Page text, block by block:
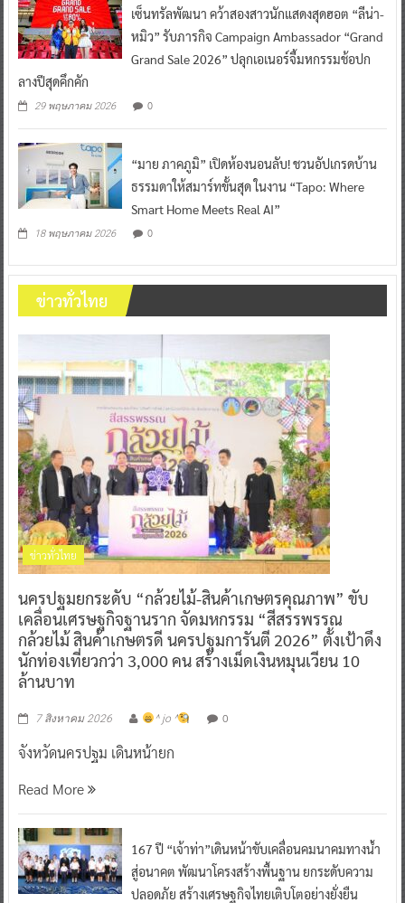
เซ็นทรัลพัฒนา คว้าสองสาวนักแสดงสุดฮอต “ลีน่า-
หมิว” รับภารกิจ Campaign Ambassador “Grand
Grand Sale 2026” ปลุกเอเนอร์จี้มหกรรมช้อปก
ลางปีสุดคึกคัก
29 พฤษภาคม 2026 0
“มาย ภาคภูมิ” เปิดห้องนอนลับ! ชวนอัปเกรดบ้าน
ธรรมดาให้สมาร์ทขั้นสุด ในงาน “Tapo: Where
Smart Home Meets Real AI”
18 พฤษภาคม 2026 0
ข่าวทั่วไทย
ข่าวทั่วไทย
นครปฐมยกระดับ “กล้วยไม้-สินค้าเกษตรคุณภาพ” ขับ
เคลื่อนเศรษฐกิจฐานราก จัดมหกรรม “สีสรรพรรณ
กล้วยไม้ สินค้าเกษตรดี นครปฐมการันตี 2026” ตั้งเป้าดึง
นักท่องเที่ยวกว่า 3,000 คน สร้างเม็ดเงินหมุนเวียน 10
ล้านบาท
7 สิงหาคม 2026 ^ jo ^ 0
จังหวัดนครปฐม เดินหน้ายก
Read More
167 ปี “เจ้าท่า”เดินหน้าขับเคลื่อนคมนาคมทางน้ำ
สู่อนาคต พัฒนาโครงสร้างพื้นฐาน ยกระดับความ
ปลอดภัย สร้างเศรษฐกิจไทยเติบโตอย่างยั่งยืน